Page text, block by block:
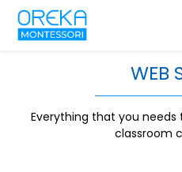
WEB
Everything that you
classroom